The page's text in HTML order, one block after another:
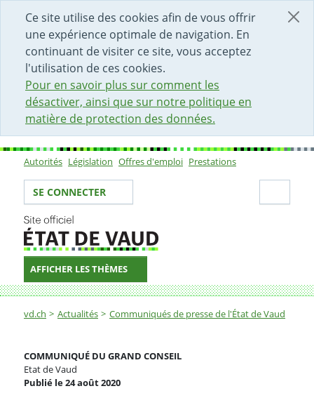
Ce site utilise des cookies afin de vous offrir
une expérience optimale de navigation. En
continuant de visiter ce site, vous acceptez
l'utilisation de ces cookies.
Pour en savoir plus sur comment les
désactiver, ainsi que sur notre politique en
matière de protection des données.
DÉBUT DU CONTENU DE LA PAGE
ACCÈS AU CHAMP DE RECHERCHE
PAGE D'ACCUEIL
FORMULAIRE DE CONTACT
Sous-navigation
Autorités Législation Offres d'emploi Prestations
Votre identité
SE CONNECTER
AFFICHER LES THÈMES
Fil d'Ariane
vd.ch Actualités Communiqués de presse de l'État de Vaud
Report d’une semaine de la reprise des séances
COMMUNIQUÉ DU GRAND CONSEIL
Etat de Vaud
Publié le 24 août 2020